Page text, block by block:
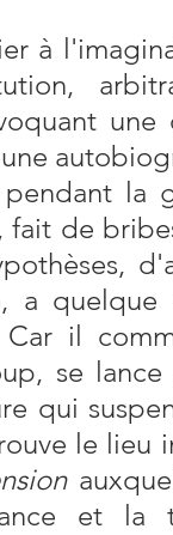
à
une
la
de
a quelque
il
se lance
qui
le lieu
et la